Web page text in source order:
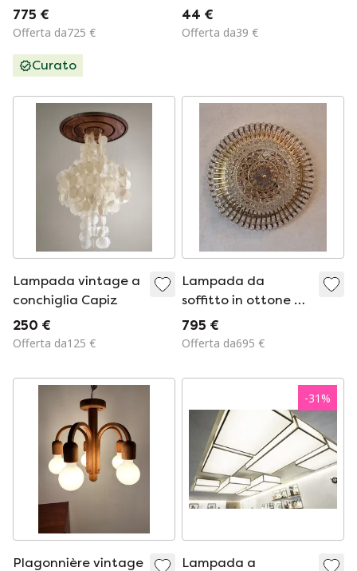
vetro di Murano,
Novaresi, Italia, anni
775 €
Offerta da725 €
Curato
vintage a forma di
fungo in vetro
44 €
Offerta da39 €
Lampada vintage a
conchiglia Capiz
250 €
Offerta da125 €
Lampada da
soffitto in ottone e
vetro di Ernst Palme
Palwa, anni '70.
795 €
Offerta da695 €
Plagonnière vintage
-31%
Lampada a